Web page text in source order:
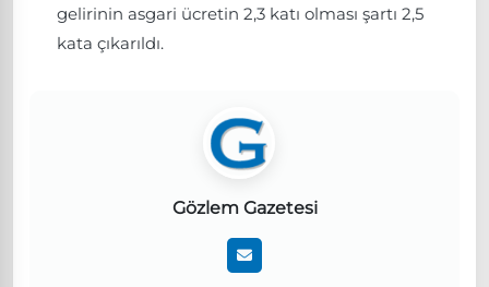
gelirinin asgari ücretin 2,3 katı olması şartı 2,5
kata çıkarıldı.
Gözlem Gazetesi